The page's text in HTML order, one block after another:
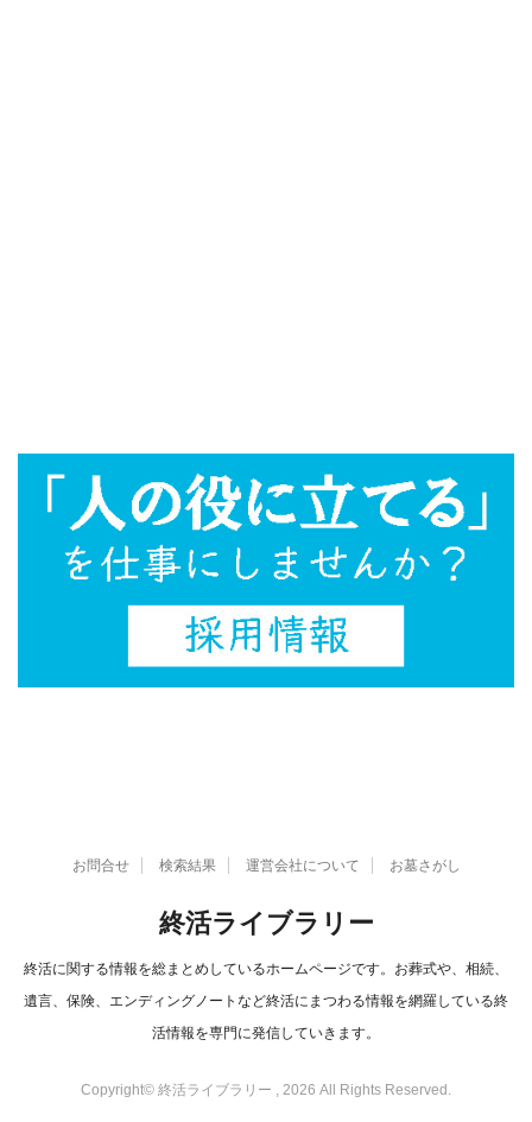
お問合せ 検索結果 運営会社について お墓さがし
終活ライブラリー
終活に関する情報を総まとめしているホームページです。お葬式や、相続、
遺言、保険、エンディングノートなど終活にまつわる情報を網羅している終
活情報を専門に発信していきます。
Copyright© 終活ライブラリー , 2026 All Rights Reserved.